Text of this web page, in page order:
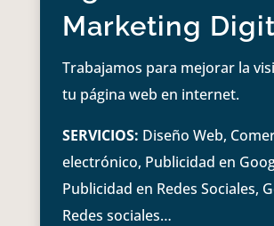
Marketing
Trabajamos para mejorar la
tu página web en internet.
SERVICIOS: Diseño Web,
electrónico, Publicidad en
Publicidad en Redes Sociales,
Redes sociales…